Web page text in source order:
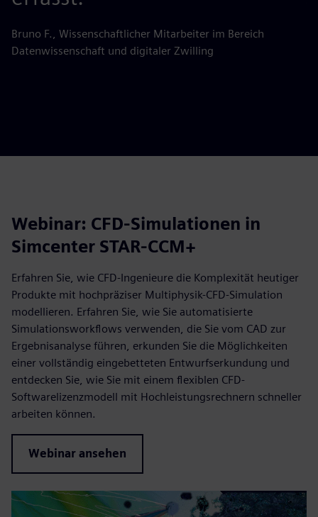
Bruno F., Wissenschaftlicher Mitarbeiter im Bereich
Datenwissenschaft und digitaler Zwilling
Webinar: CFD-Simulationen in
Simcenter STAR-CCM+
Erfahren Sie, wie CFD-Ingenieure die Komplexität heutiger
Produkte mit hochpräziser Multiphysik-CFD-Simulation
modellieren. Erfahren Sie, wie Sie automatisierte
Simulationsworkflows verwenden, die Sie vom CAD zur
Ergebnisanalyse führen, erkunden Sie die Möglichkeiten
einer vollständig eingebetteten Entwurfserkundung und
entdecken Sie, wie Sie mit einem flexiblen CFD-
Softwarelizenzmodell mit Hochleistungsrechnern schneller
arbeiten können.
Webinar ansehen